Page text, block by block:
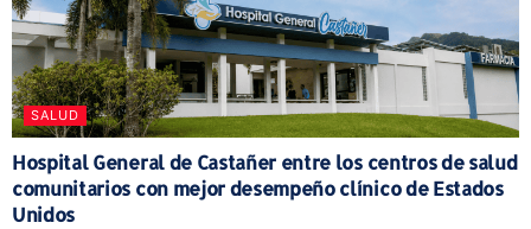
SALUD
Hospital General de Castañer entre los centros de salud
comunitarios con mejor desempeño clínico de Estados
Unidos